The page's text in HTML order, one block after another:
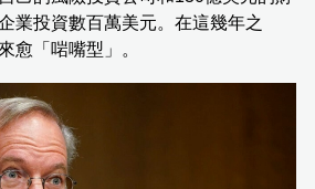
業投資數百萬美元。在這幾年之
愈「啱嘴型」。